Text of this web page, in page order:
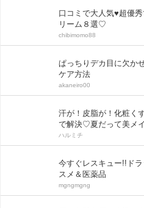
口コミで大人気♥超優
リーム８選♡
chibimomo88
ぱっちりデカ目に欠か
ケア方法
akaneiro00
汗が！皮脂が！化粧く
で解決♡夏だって美メ
ハルミチ
今すぐレスキュー!!ド
スメ＆医薬品
mgngmgng